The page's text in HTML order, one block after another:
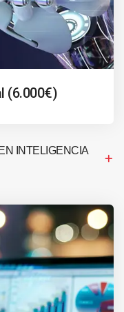
(6.000€)
INTELIGENCIA